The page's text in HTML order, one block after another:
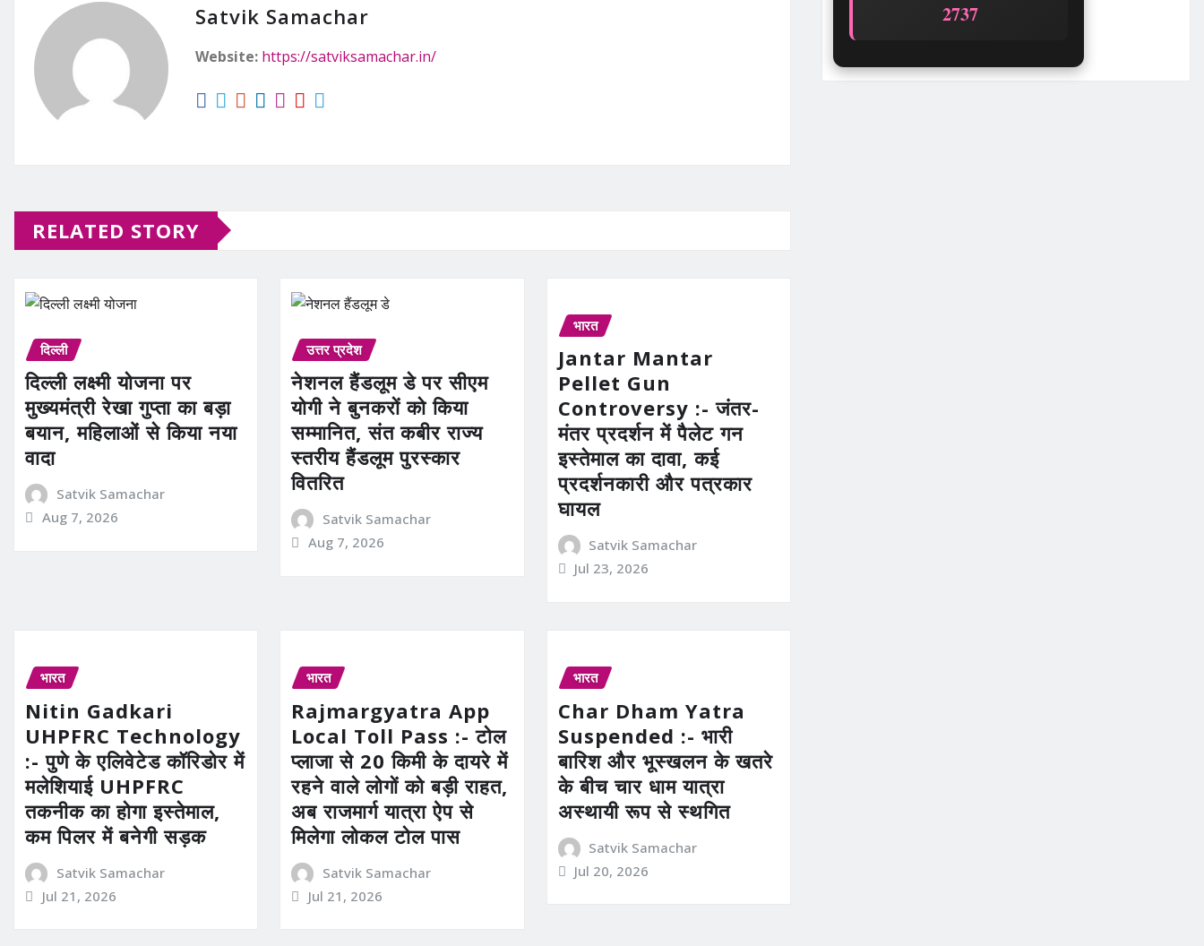
Satvik Samachar
Website: https://satviksamachar.in/
RELATED STORY
दिल्ली
दिल्ली लक्ष्मी योजना पर
मुख्यमंत्री रेखा गुप्ता का बड़ा
बयान, महिलाओं से किया नया
वादा
Satvik Samachar
Aug 7, 2026
उत्तर प्रदेश
नेशनल हैंडलूम डे पर सीएम
योगी ने बुनकरों को किया
सम्मानित, संत कबीर राज्य
स्तरीय हैंडलूम पुरस्कार
वितरित
Satvik Samachar
Aug 7, 2026
भारत
Jantar Mantar
Pellet Gun
Controversy :- जंतर-
मंतर प्रदर्शन में पैलेट गन
इस्तेमाल का दावा, कई
प्रदर्शनकारी और पत्रकार
घायल
Satvik Samachar
Jul 23, 2026
भारत
Nitin Gadkari
UHPFRC Technology
:- पुणे के एलिवेटेड कॉरिडोर में
मलेशियाई UHPFRC
तकनीक का होगा इस्तेमाल,
कम पिलर में बनेगी सड़क
Satvik Samachar
Jul 21, 2026
भारत
Rajmargyatra App
Local Toll Pass :- टोल
प्लाजा से 20 किमी के दायरे में
रहने वाले लोगों को बड़ी राहत,
अब राजमार्ग यात्रा ऐप से
मिलेगा लोकल टोल पास
Satvik Samachar
Jul 21, 2026
भारत
Char Dham Yatra
Suspended :- भारी
बारिश और भूस्खलन के खतरे
के बीच चार धाम यात्रा
अस्थायी रूप से स्थगित
Satvik Samachar
Jul 20, 2026
2737